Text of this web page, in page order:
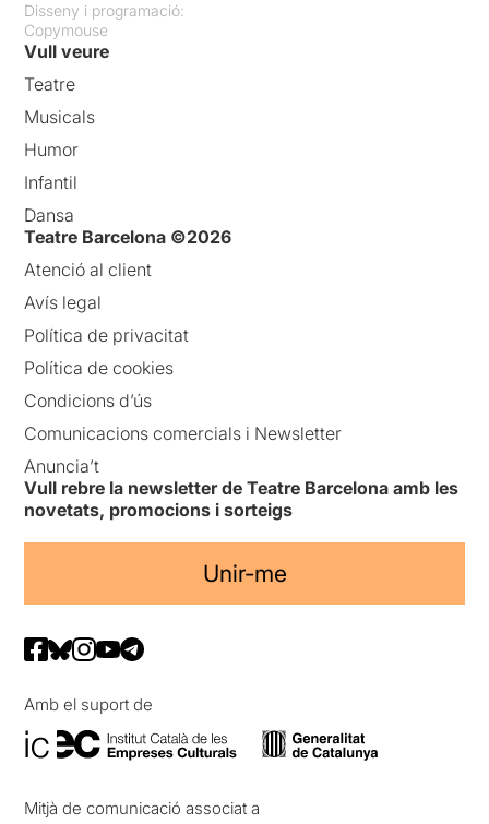
Disseny i programació:
Copymouse
Vull veure
Teatre
Musicals
Humor
Infantil
Dansa
Teatre Barcelona ©2026
Atenció al client
Avís legal
Política de privacitat
Política de cookies
Condicions d’ús
Comunicacions comercials i Newsletter
Anuncia’t
Vull rebre la newsletter de Teatre Barcelona amb les
novetats, promocions i sorteigs
Unir-me
Amb el suport de
Mitjà de comunicació associat a